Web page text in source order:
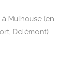
Mulhouse (en
Delémont)